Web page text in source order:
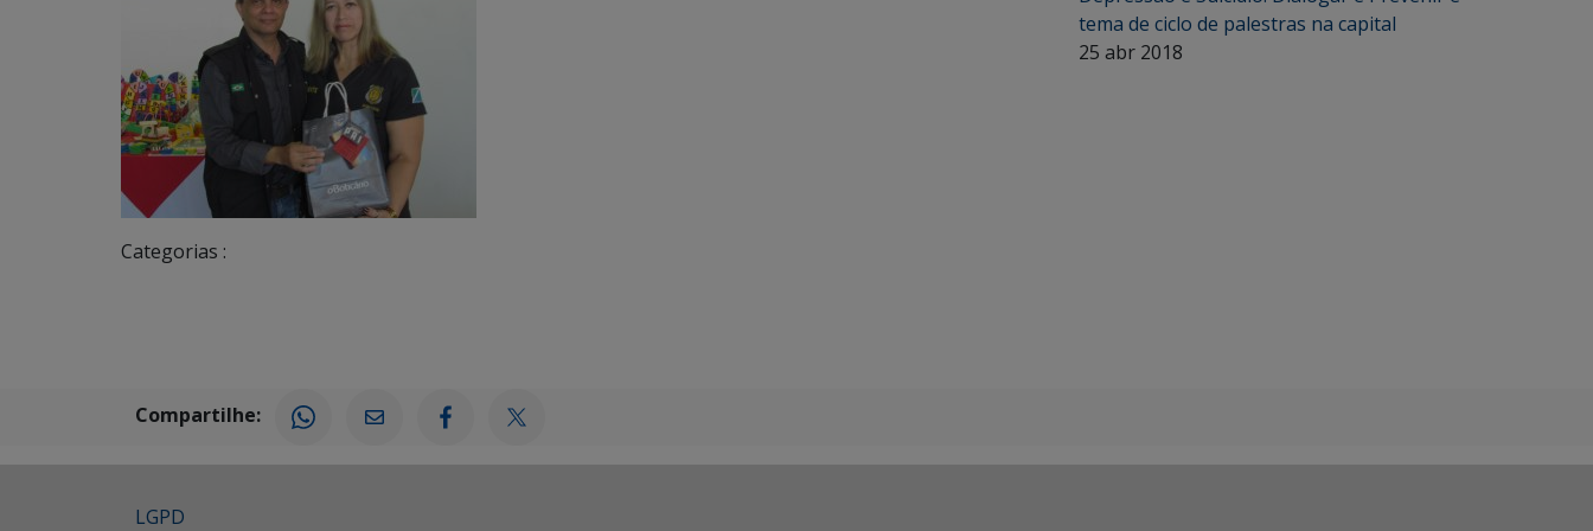
Categorias :
tema de ciclo de palestras na capital
25 abr 2018
Compartilhe:
LGPD